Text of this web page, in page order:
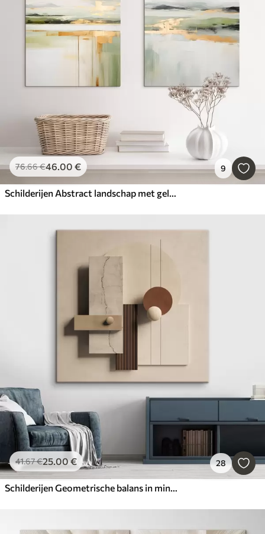
76.66€46.00 € 9
Schilderijen Abstract landschap met gele accenten, een minimalistische compositie van land, water en lucht, met gedempte kleuren
41.67€25.00€ 28
Schilderijen Geometrische balans in minimalistische stijl